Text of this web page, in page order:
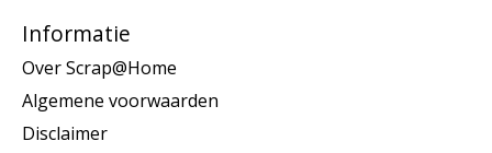
Informatie
Over Scrap@Home
Algemene voorwaarden
Disclaimer